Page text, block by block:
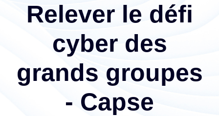
Relever le défi
cyber des
grands groupes
- Capse